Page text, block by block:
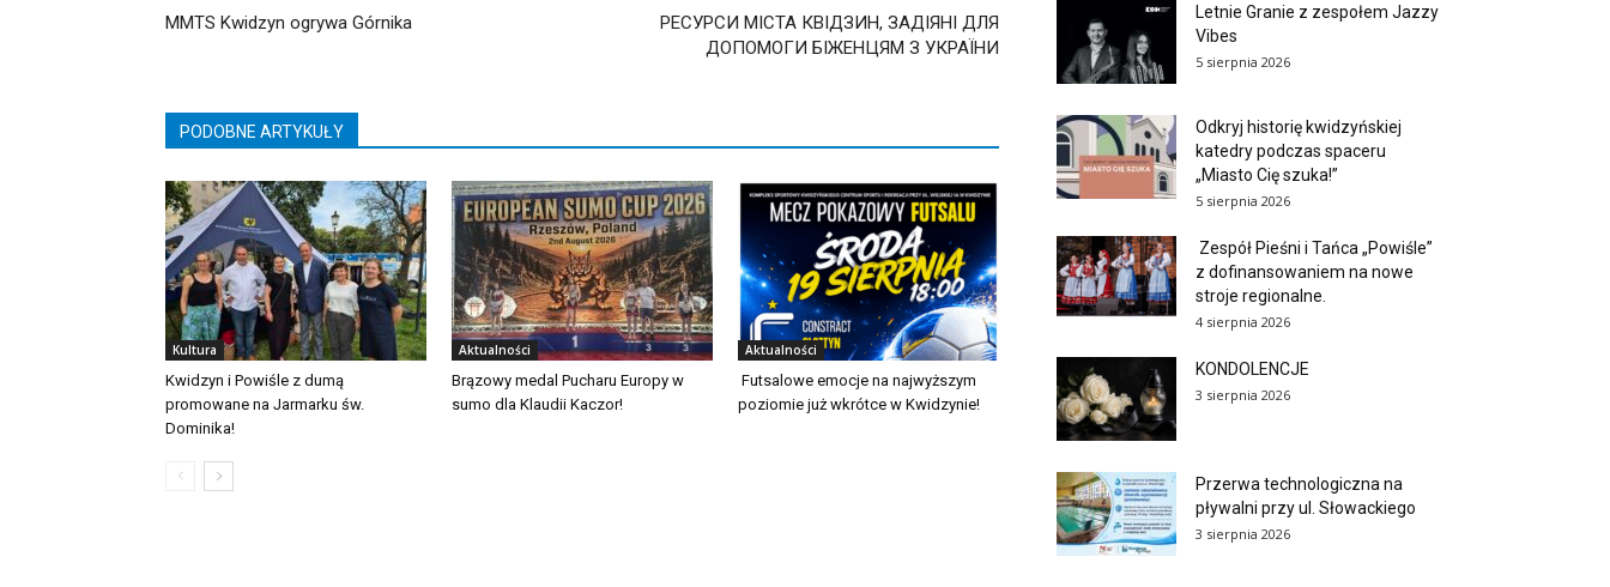
MMTS Kwidzyn ogrywa Górnika
РЕСУРСИ МІСТА КВІДЗИН, ЗАДІЯНІ ДЛЯ
ДОПОМОГИ БІЖЕНЦЯМ З УКРАЇНИ
PODOBNE ARTYKUŁY
Kultura
Kwidzyn i Powiśle z dumą
promowane na Jarmarku św.
Dominika!
Aktualności
Brązowy medal Pucharu Europy w
sumo dla Klaudii Kaczor!
Aktualności
Futsalowe emocje na najwyższym
poziomie już wkrótce w Kwidzynie!
Letnie Granie z zespołem Jazzy
Vibes
5 sierpnia 2026
Odkryj historię kwidzyńskiej
katedry podczas spaceru
„Miasto Cię szuka!”
5 sierpnia 2026
Zespół Pieśni i Tańca „Powiśle”
z dofinansowaniem na nowe
stroje regionalne.
4 sierpnia 2026
KONDOLENCJE
3 sierpnia 2026
Przerwa technologiczna na
pływalni przy ul. Słowackiego
3 sierpnia 2026